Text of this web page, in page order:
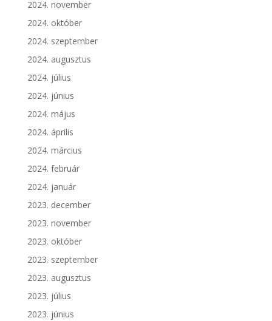
2024. november
2024. október
2024. szeptember
2024. augusztus
2024. július
2024. június
2024. május
2024. április
2024. március
2024. február
2024. január
2023. december
2023. november
2023. október
2023. szeptember
2023. augusztus
2023. július
2023. június